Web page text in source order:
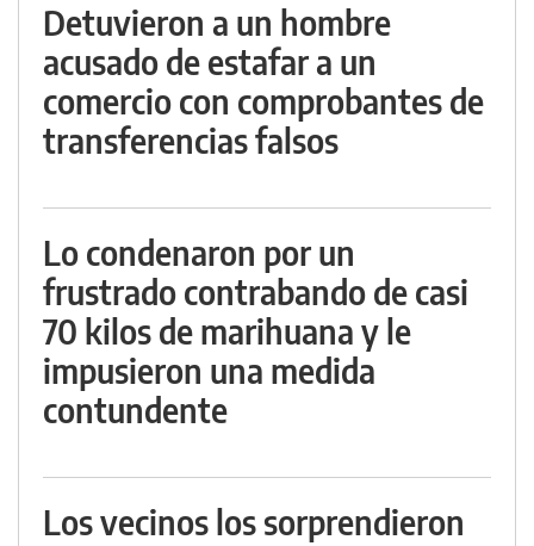
Detuvieron a un hombre
acusado de estafar a un
comercio con comprobantes de
transferencias falsos
Lo condenaron por un
frustrado contrabando de casi
70 kilos de marihuana y le
impusieron una medida
contundente
Los vecinos los sorprendieron